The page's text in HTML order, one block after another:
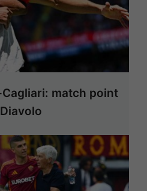
match point